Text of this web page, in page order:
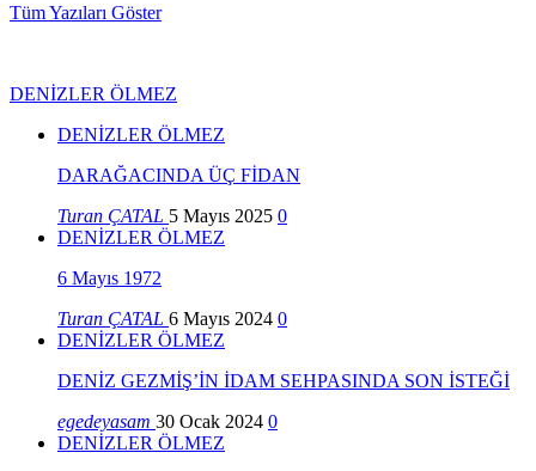
Tüm Yazıları Göster
DENİZLER ÖLMEZ
DENİZLER ÖLMEZ
DARAĞACINDA ÜÇ FİDAN
Turan ÇATAL 5 Mayıs 2025 0
DENİZLER ÖLMEZ
6 Mayıs 1972
Turan ÇATAL 6 Mayıs 2024 0
DENİZLER ÖLMEZ
DENİZ GEZMİŞ’İN İDAM SEHPASINDA SON İSTEĞİ
egedeyasam 30 Ocak 2024 0
DENİZLER ÖLMEZ